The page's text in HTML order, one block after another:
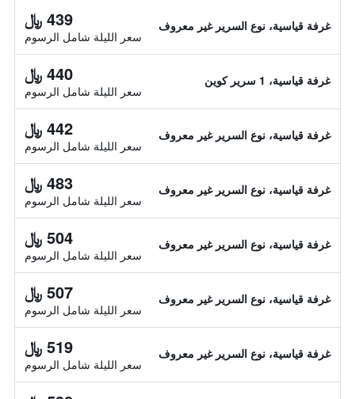
غرفة قياسية، نوع السرير غير معروف 439 ﷼
سعر الليلة شامل الرسوم
غرفة قياسية، 1 سرير كوين 440 ﷼
سعر الليلة شامل الرسوم
غرفة قياسية، نوع السرير غير معروف 442 ﷼
سعر الليلة شامل الرسوم
غرفة قياسية، نوع السرير غير معروف 483 ﷼
سعر الليلة شامل الرسوم
غرفة قياسية، نوع السرير غير معروف 504 ﷼
سعر الليلة شامل الرسوم
غرفة قياسية، نوع السرير غير معروف 507 ﷼
سعر الليلة شامل الرسوم
غرفة قياسية، نوع السرير غير معروف 519 ﷼
سعر الليلة شامل الرسوم